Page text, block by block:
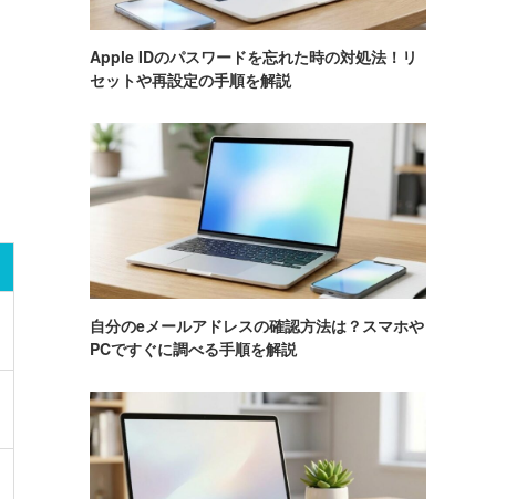
Apple IDのパスワードを忘れた時の対処法！リ
セットや再設定の手順を解説
自分のeメールアドレスの確認方法は？スマホや
PCですぐに調べる手順を解説